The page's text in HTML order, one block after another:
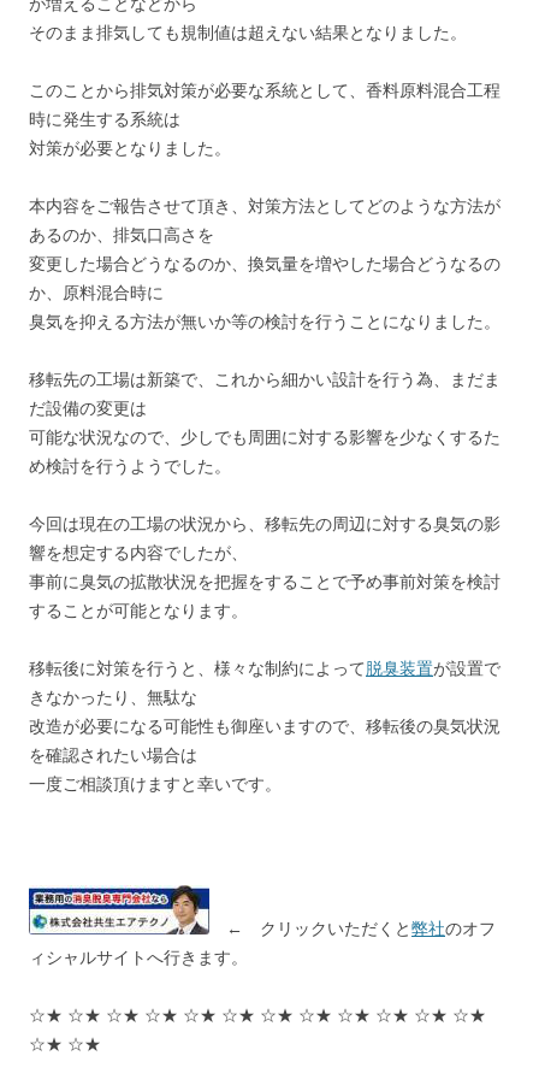
そのまま排気しても規制値は超えない結果となりました。
このことから排気対策が必要な系統として、香料原料混合工程
時に発生する系統は
対策が必要となりました。
本内容をご報告させて頂き、対策方法としてどのような方法が
あるのか、排気口高さを
変更した場合どうなるのか、換気量を増やした場合どうなるの
か、原料混合時に
臭気を抑える方法が無いか等の検討を行うことになりました。
移転先の工場は新築で、これから細かい設計を行う為、まだま
だ設備の変更は
可能な状況なので、少しでも周囲に対する影響を少なくするた
め検討を行うようでした。
今回は現在の工場の状況から、移転先の周辺に対する臭気の影
響を想定する内容でしたが、
事前に臭気の拡散状況を把握をすることで予め事前対策を検討
することが可能となります。
移転後に対策を行うと、様々な制約によって脱臭装置が設置で
きなかったり、無駄な
改造が必要になる可能性も御座いますので、移転後の臭気状況
を確認されたい場合は
一度ご相談頂けますと幸いです。
← クリックいただくと弊社のオフ
ィシャルサイトへ行きます。
☆★ ☆★ ☆★ ☆★ ☆★ ☆★ ☆★ ☆★ ☆★ ☆★ ☆★ ☆★
☆★ ☆★